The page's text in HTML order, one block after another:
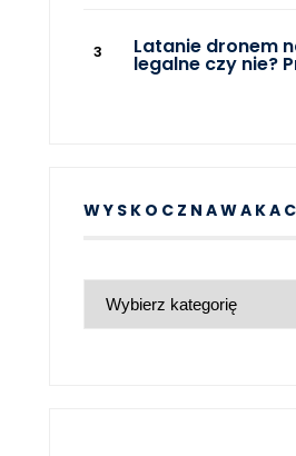
Latanie dronem
legalne czy nie?
WyskoczNaWakacje